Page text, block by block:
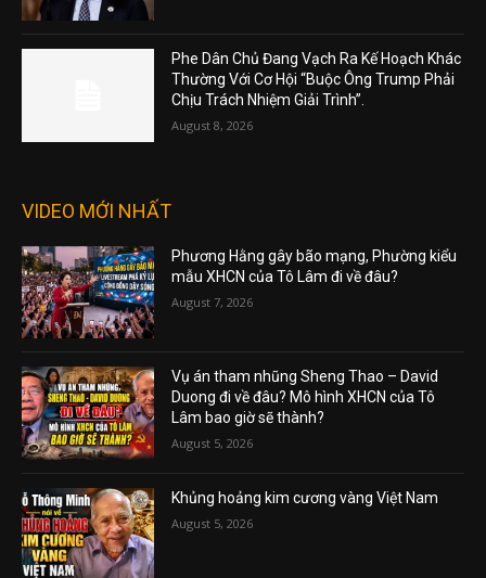
Phe Dân Chủ Đang Vạch Ra Kế Hoạch Khác
Thường Với Cơ Hội “Buộc Ông Trump Phải
Chịu Trách Nhiệm Giải Trình”.
August 8, 2026
VIDEO MỚI NHẤT
Phương Hằng gây bão mạng, Phường kiểu
mẫu XHCN của Tô Lâm đi về đâu?
August 7, 2026
Vụ án tham nhũng Sheng Thao – David
Duong đi về đâu? Mô hình XHCN của Tô
Lâm bao giờ sẽ thành?
August 5, 2026
Khủng hoảng kim cương vàng Việt Nam
August 5, 2026